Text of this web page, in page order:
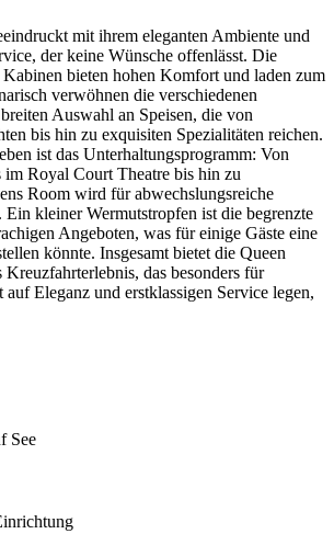
mit ihrem eleganten Ambiente und
der keine Wünsche offenlässt. Die
bieten hohen Komfort und laden zum
verwöhnen die verschiedenen
Auswahl an Speisen, die von
bis hin zu exquisiten Spezialitäten reichen.
ist das Unterhaltungsprogramm: Von
im Royal Court Theatre bis hin zu
Room wird für abwechslungsreiche
kleiner Wermutstropfen ist die begrenzte
Angeboten, was für einige Gäste eine
könnte. Insgesamt bietet die Queen
das besonders für
auf Eleganz und erstklassigen Service legen,
See